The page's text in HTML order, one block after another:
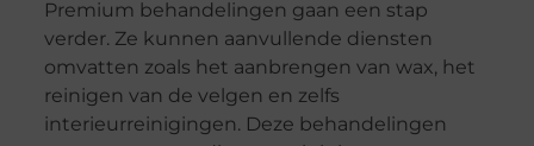
Premium behandelingen gaan een stap
verder. Ze kunnen aanvullende diensten
omvatten zoals het aanbrengen van wax, het
reinigen van de velgen en zelfs
interieurreinigingen. Deze behandelingen